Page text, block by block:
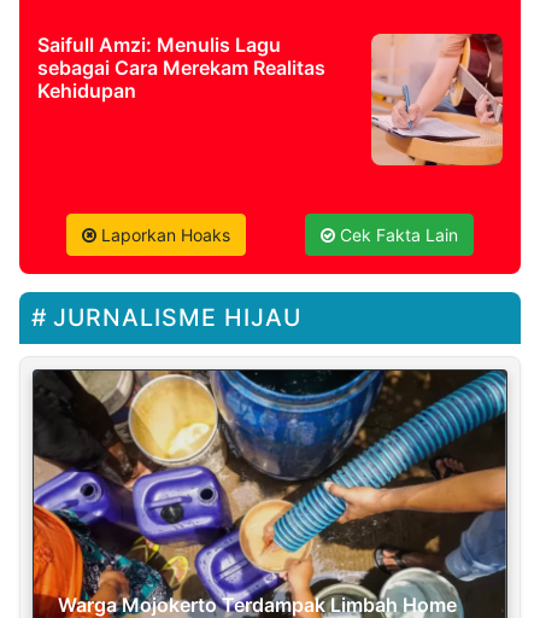
Saifull Amzi: Menulis Lagu
sebagai Cara Merekam Realitas
Kehidupan
Laporkan Hoaks Cek Fakta Lain
JURNALISME HIJAU
Warga Mojokerto Terdampak Limbah Home